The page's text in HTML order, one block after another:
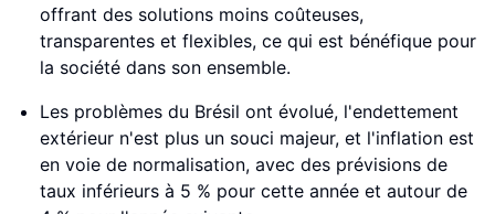
offrant des solutions moins coûteuses,
transparentes et flexibles, ce qui est bénéfique pour
la société dans son ensemble.
Les problèmes du Brésil ont évolué, l'endettement
extérieur n'est plus un souci majeur, et l'inflation est
en voie de normalisation, avec des prévisions de
taux inférieurs à 5 % pour cette année et autour de